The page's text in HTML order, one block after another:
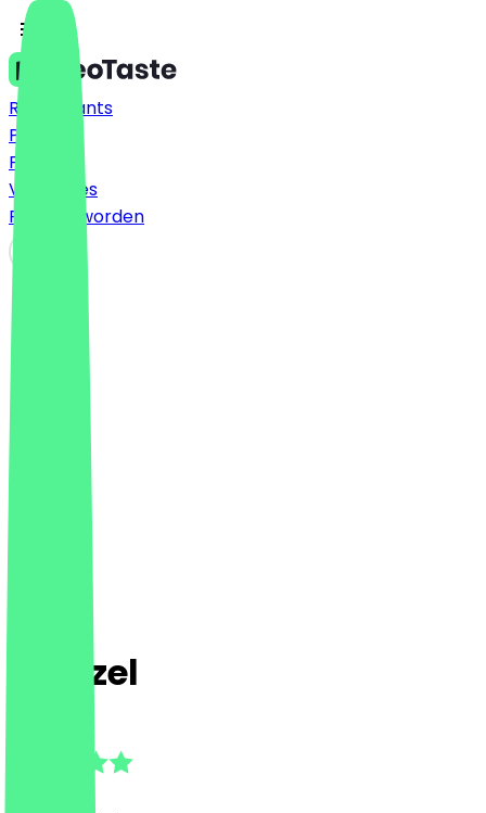
Restaurants
Prijzen
FAQ
Vacatures
Partner worden
Wenzel